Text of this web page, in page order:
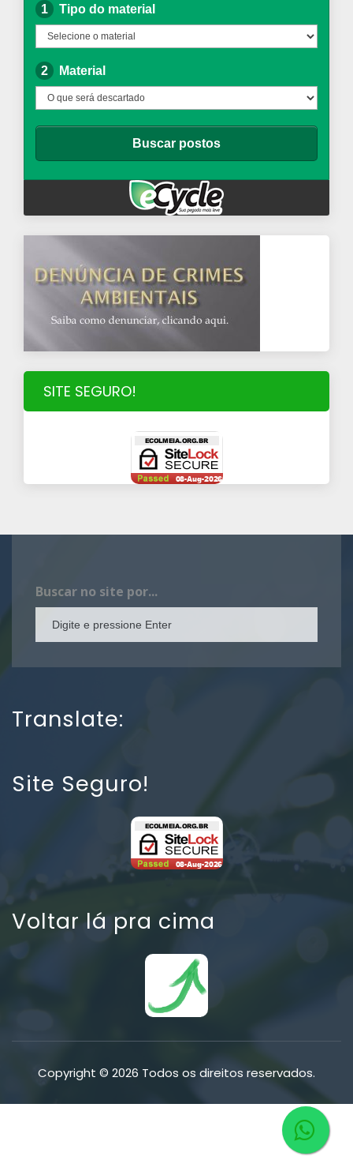
SITE SEGURO!
Buscar no site por...
Translate:
Site Seguro!
Voltar lá pra cima
Copyright © 2026 Todos os direitos reservados.